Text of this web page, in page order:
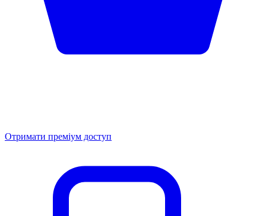
Отримати преміум доступ